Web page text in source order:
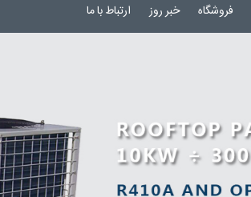
فروشگاه خبر روز ارتباط با ما